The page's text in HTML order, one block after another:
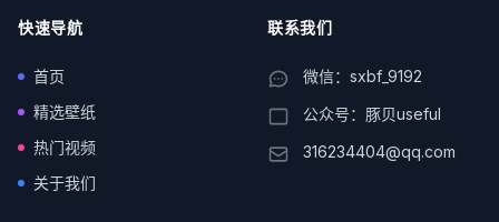
快速导航
首页
精选壁纸
热门视频
关于我们
联系我们
微信：sxbf_9192
公众号：豚贝useful
316234404@qq.com